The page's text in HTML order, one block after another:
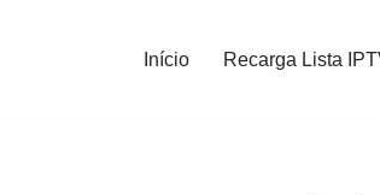
Início Recarga Lista